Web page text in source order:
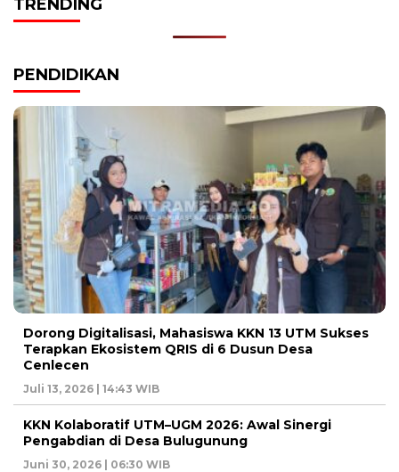
TRENDING
PENDIDIKAN
Dorong Digitalisasi, Mahasiswa KKN 13 UTM Sukses
Terapkan Ekosistem QRIS di 6 Dusun Desa
Cenlecen
Juli 13, 2026 | 14:43 WIB
KKN Kolaboratif UTM–UGM 2026: Awal Sinergi
Pengabdian di Desa Bulugunung
Juni 30, 2026 | 06:30 WIB